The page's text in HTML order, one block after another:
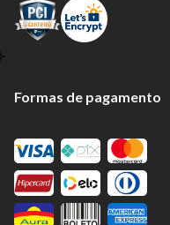
Formas de pagamento